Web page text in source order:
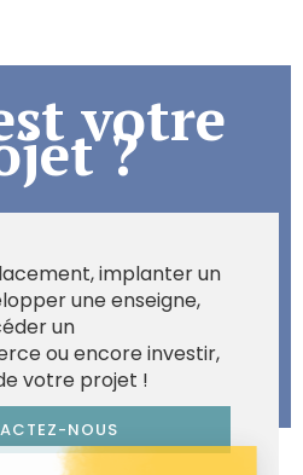
votre
?
implanter un
une enseigne,
un
ou encore investir,
votre projet !
NOUS